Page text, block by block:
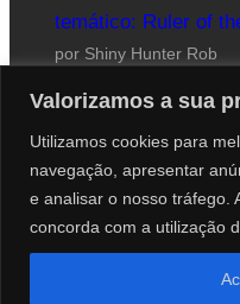
Valorizamos a sua
Utilizamos cookies para
navegação, apresentar
e analisar o nosso tráfego.
concorda com a utilização
temático: Ruler of
por Shiny Hunter Rob
Website desenhado por